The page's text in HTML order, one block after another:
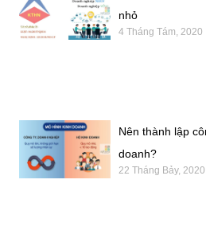
nhỏ
4 Tháng Tám, 2020
Nên thành lập
doanh?
22 Tháng Bảy, 2020